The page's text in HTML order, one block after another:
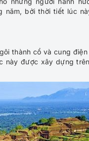
năm, bởi thời tiết lúc
thành cổ và cung
này được xây dựng